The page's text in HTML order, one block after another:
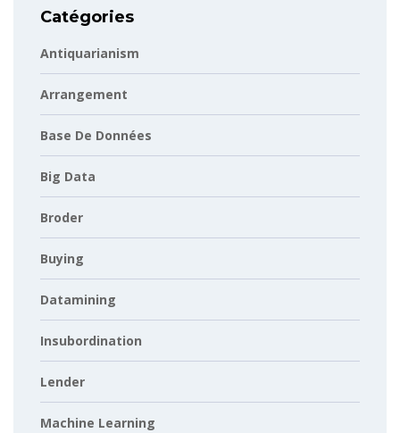
Catégories
Antiquarianism
Arrangement
Base De Données
Big Data
Broder
Buying
Datamining
Insubordination
Lender
Machine Learning